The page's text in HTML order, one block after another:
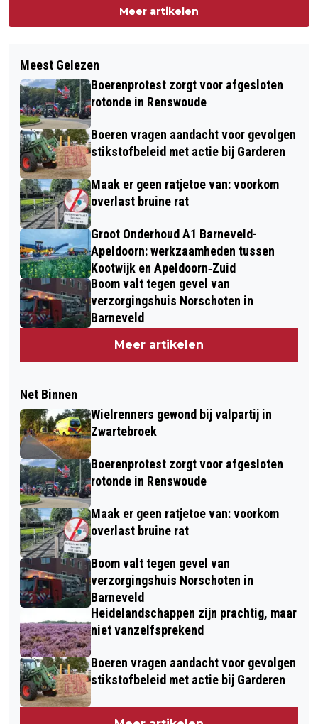
Meer artikelen
Meest Gelezen
Boerenprotest zorgt voor afgesloten
rotonde in Renswoude
Boeren vragen aandacht voor gevolgen
stikstofbeleid met actie bij Garderen
Maak er geen ratjetoe van: voorkom
overlast bruine rat
Groot Onderhoud A1 Barneveld-
Apeldoorn: werkzaamheden tussen
Kootwijk en Apeldoorn‐Zuid
Boom valt tegen gevel van
verzorgingshuis Norschoten in
Barneveld
Meer artikelen
Net Binnen
Wielrenners gewond bij valpartij in
Zwartebroek
Boerenprotest zorgt voor afgesloten
rotonde in Renswoude
Maak er geen ratjetoe van: voorkom
overlast bruine rat
Boom valt tegen gevel van
verzorgingshuis Norschoten in
Barneveld
Heidelandschappen zijn prachtig, maar
niet vanzelfsprekend
Boeren vragen aandacht voor gevolgen
stikstofbeleid met actie bij Garderen